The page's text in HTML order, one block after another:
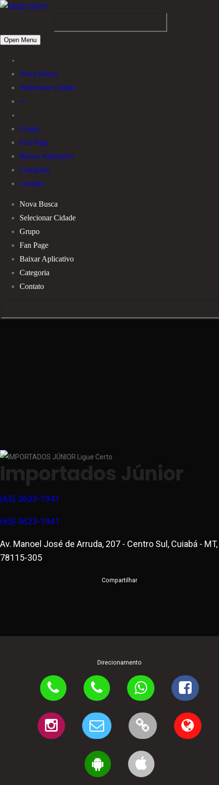
Open Menu
Nova Busca
Selecionar Cidade
Grupo
Fan Page
Baixar Aplicativo
Categoria
Contato
Nova Busca
Selecionar Cidade
Grupo
Fan Page
Baixar Aplicativo
Categoria
Contato
Importados Júnior
(65) 3623-1941
(65) 3623-1941
Av. Manoel José de Arruda, 207 - Centro Sul, Cuiabá - MT,
78115-305
Compartilhar
Direcionamento